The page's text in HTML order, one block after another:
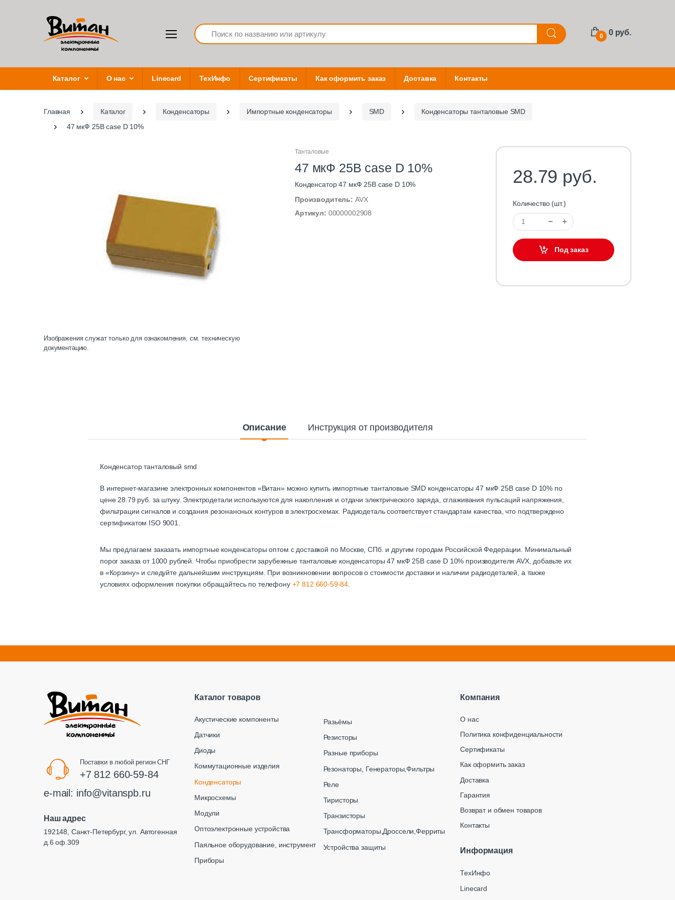
Search
0 0 руб.
Каталог О нас Linecard ТехИнфо Сертификаты Как оформить заказ Доставка Контакты
Главная Каталог Конденсаторы Импортные конденсаторы SMD
Конденсаторы танталовые SMD
47 мкФ 25В case D 10%
Изображения служат только для ознакомления, см. техническую
документацию.
Танталовые
47 мкФ 25В case D 10%
Конденсатор 47 мкФ 25В case D 10%
Производитель: AVX
Артикул: 00000002908
28.79 руб.
Количество (шт.)
Под заказ
Описание Инструкция от производителя
Конденсатор танталовый smd
В интернет-магазине электронных компонентов «Витан» можно купить импортные танталовые SMD конденсаторы 47 мкФ 25В case D 10% по
цене 28.79 руб. за штуку. Электродетали используются для накопления и отдачи электрического заряда, сглаживания пульсаций напряжения,
фильтрации сигналов и создания резонансных контуров в электросхемах. Радиодеталь соответствует стандартам качества, что подтверждено
сертификатом ISO 9001.
Мы предлагаем заказать импортные конденсаторы оптом с доставкой по Москве, СПб. и другим городам Российской Федерации. Минимальный
порог заказа от 1000 рублей. Чтобы приобрести зарубежные танталовые конденсаторы 47 мкФ 25В case D 10% производителя AVX, добавьте их
в «Корзину» и следуйте дальнейшим инструкциям. При возникновении вопросов о стоимости доставки и наличии радиодеталей, а также
условиях оформления покупки обращайтесь по телефону +7 812 660-59-84
Поставки в любой регион СНГ
+7 812 660-59-84
e-mail: info@vitanspb.ru
Наш адрес
192148, Санкт-Петербург, ул. Автогенная
д.6 оф.309
Каталог товаров
Акустические компоненты
Датчики
Диоды
Коммутационные изделия
Конденсаторы
Микросхемы
Модули
Оптоэлектронные устройства
Паяльное оборудование, инструмент
Приборы
Разьёмы
Резисторы
Разные приборы
Резонаторы, Генераторы,Фильтры
Реле
Тиристоры
Транзисторы
Трансформаторы,Дроссели,Ферриты
Устройства защиты
Компания
О нас
Политика конфиденциальности
Сертификаты
Как оформить заказ
Доставка
Гарантия
Возврат и обмен товаров
Контакты
Информация
ТехИнфо
Linecard